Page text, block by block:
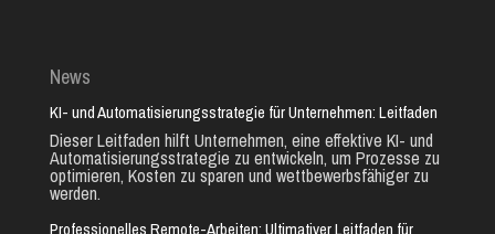
News
KI- und Automatisierungsstrategie für Unternehmen: Leitfaden
Dieser Leitfaden hilft Unternehmen, eine effektive KI- und
Automatisierungsstrategie zu entwickeln, um Prozesse zu
optimieren, Kosten zu sparen und wettbewerbsfähiger zu
werden.
Professionelles Remote-Arbeiten: Ultimativer Leitfaden für